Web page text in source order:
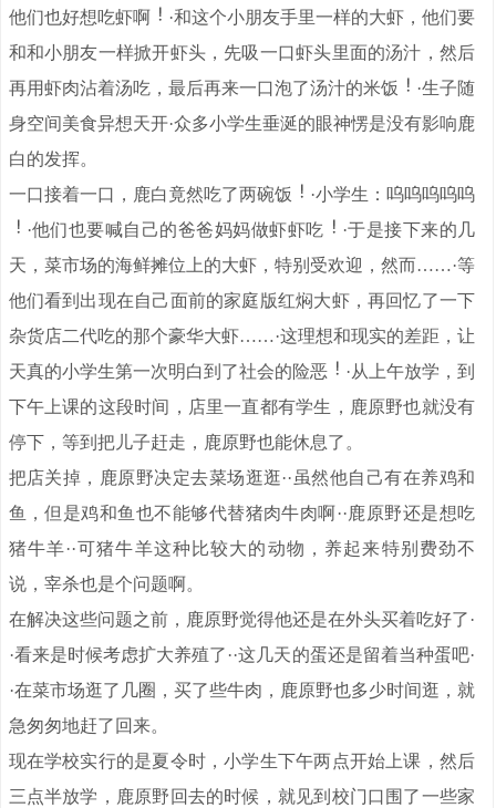
他们也好想吃虾啊
·和这个小朋友手里一样的大虾，他们要
和和小朋友一样掀开虾头，先吸一口虾头里面的汤汁，然后
再用虾肉沾着汤吃，最后再来一口泡了汤汁的米饭
·生子随
身空间美食异想天开·众多小学生垂涎的眼神愣是没有影响鹿
白的发挥。
一口接着一口，鹿白竟然吃了两碗饭
·小学生：呜呜呜呜呜
·他们也要喊自己的爸爸妈妈做虾虾吃
·于是接下来的几
天，菜市场的海鲜摊位上的大虾，特别受欢迎，然而……·等
他们看到出现在自己面前的家庭版红焖大虾，再回忆了一下
杂货店二代吃的那个豪华大虾……·这理想和现实的差距，让
天真的小学生第一次明白到了社会的险恶
·从上午放学，到
下午上课的这段时间，店里一直都有学生，鹿原野也就没有
停下，等到把儿子赶走，鹿原野也能休息了。
把店关掉，鹿原野决定去菜场逛逛··虽然他自己有在养鸡和
鱼，但是鸡和鱼也不能够代替猪肉牛肉啊··鹿原野还是想吃
猪牛羊··可猪牛羊这种比较大的动物，养起来特别费劲不
说，宰杀也是个问题啊。
在解决这些问题之前，鹿原野觉得他还是在外头买着吃好了·
·看来是时候考虑扩大养殖了··这几天的蛋还是留着当种蛋吧·
·在菜市场逛了几圈，买了些牛肉，鹿原野也多少时间逛，就
急匆匆地赶了回来。
现在学校实行的是夏令时，小学生下午两点开始上课，然后
三点半放学，鹿原野回去的时候，就见到校门口围了一些家